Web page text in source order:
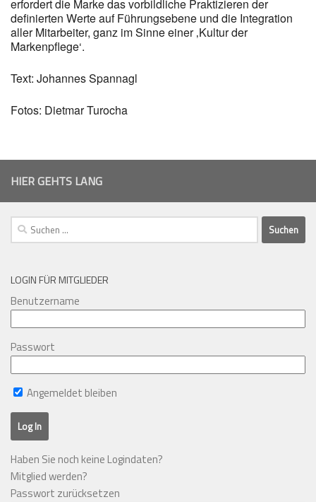
erfordert die Marke das vorbildliche Praktizieren der
definierten Werte auf Führungsebene und die Integration
aller Mitarbeiter, ganz im Sinne einer ‚Kultur der
Markenpflege‘.
Text: Johannes Spannagl
Fotos: Dietmar Turocha
HIER GEHTS LANG
Suchen
nach:
LOGIN FÜR MITGLIEDER
Benutzername
Passwort
Angemeldet bleiben
Haben Sie noch keine Logindaten?
Mitglied werden?
Passwort zurücksetzen